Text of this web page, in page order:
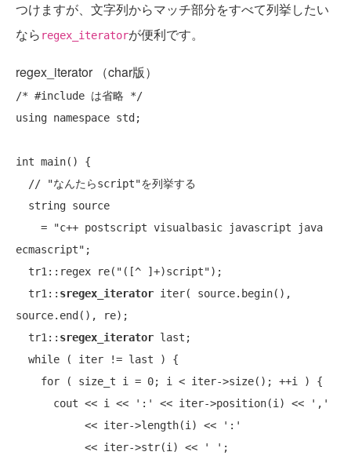
つけますが、文字列からマッチ部分をすべて列挙したい
なら regex_iteratorが便利です。
regex_iterator （char版）
/* #include は省略 */
using namespace std;
int main() {
// "なんたらscript"を列挙する
    =
"c++ postscript visualbasic javascript java
ecmascript" ;
  tr1::regex re(
"([^ ]+)script");
  tr1::
sregex_iterator iter( source.begin(),
source.end(), re);
  tr1::
sregex_iterator last;
while ( iter != last ) {
for ( size_t i = 0; i < iter->size(); ++i ) {